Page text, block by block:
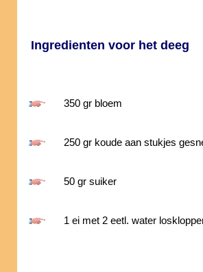
Ingredienten voor het deeg
350 gr bloem
250 gr koude aan stukjes
50 gr suiker
1 ei met 2 eetl. water